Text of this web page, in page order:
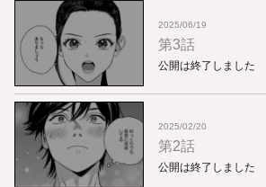
2025/06/19
第3話
公開は終了しました
2025/02/20
第2話
公開は終了しました